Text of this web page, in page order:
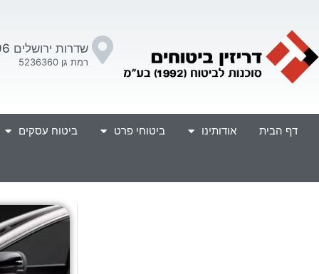
שדרות ירושלים 96
רמת גן 5236360
דף הבית אודותינו ביטוחי פרט ביטוח עסקים